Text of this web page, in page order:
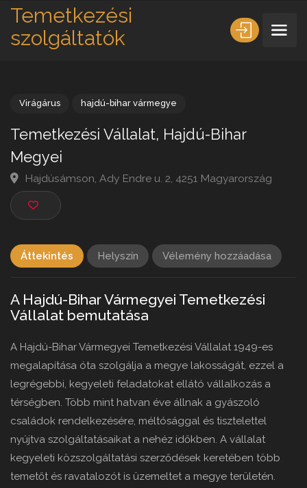
Temetkezési
szolgáltatók
Temetkezési Vállalat, Hajdú-Bihar
Megyei
Hajdúsámson, Ady Endre u. 2, 4251 Magyarország
Áttekintés Helyszín Vélemény hozzáadása
A Hajdú-Bihar Vármegyei Temetkezési
Vállalat bemutatása
A Hajdú-Bihar Vármegyei Temetkezési Vállalat 1949-es
megalapítása óta szolgálja a megye lakosságát, ezzel a
legrégebbi, kegyeleti feladatokat ellátó vállalkozás a
térségben. Több mint hatvan éve állnak a gyászoló
családok rendelkezésére, méltósággal és tisztelettel
nyújtva szolgáltatásaikat a nehéz időkben. A vállalat
kegyeleti közszolgáltatási szerződések keretében több
temetőt és ravatalozót is üzemeltet a megye területén.